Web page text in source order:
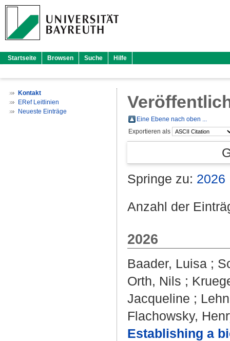
Startseite Browsen Suche Hilfe
Kontakt
ERef Leitlinien
Neueste Einträge
Eine Ebene nach oben ...
Exportieren als
Springe zu: 2026
Anzahl der
2026
Baader, Luisa ;
Orth, Nils ;
Jacqueline ;
Flachowsky,
Establishing a